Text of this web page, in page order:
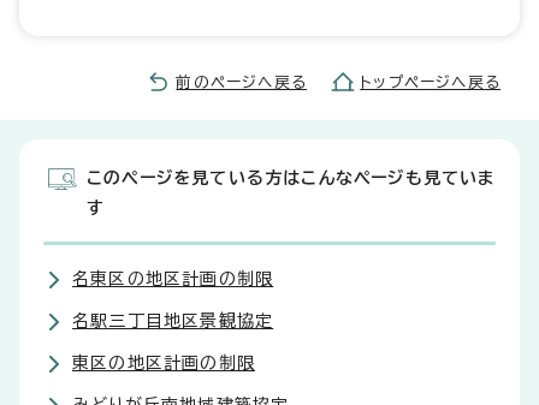
前のページへ戻る トップページへ戻る
このページを見ている方はこんなページも見ていま
す
名東区の地区計画の制限
名駅三丁目地区景観協定
東区の地区計画の制限